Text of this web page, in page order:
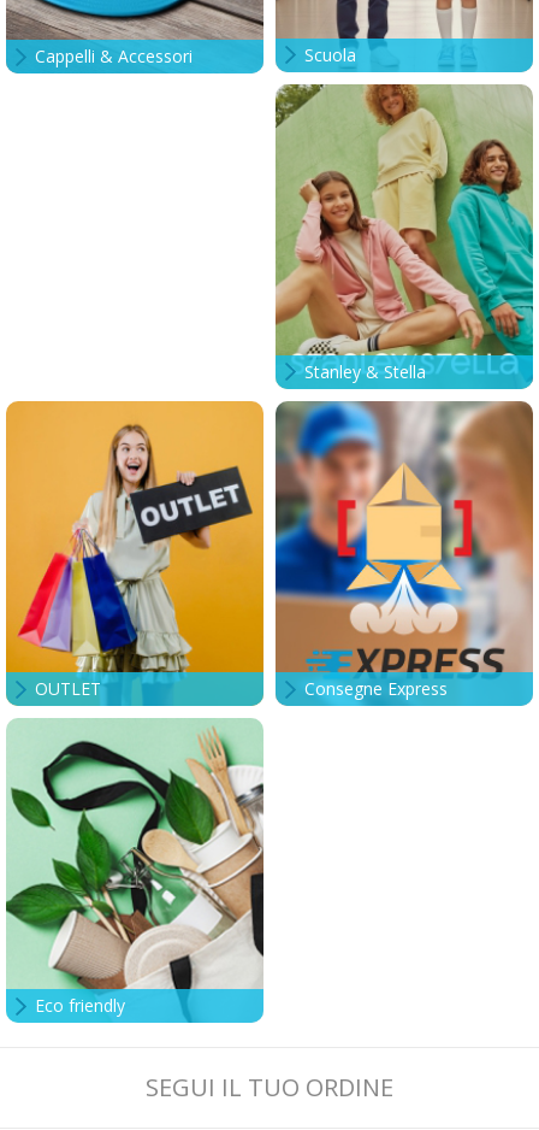
Cappelli & Accessori Scuola
Stanley & Stella
OUTLET Consegne Express
Eco friendly
SEGUI IL TUO ORDINE